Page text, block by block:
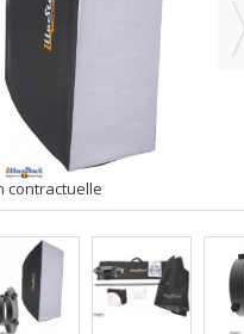
contractuelle